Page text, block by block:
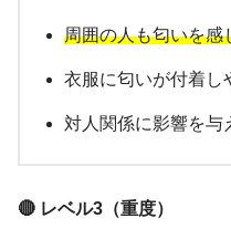
周囲の人も匂いを感
衣服に匂いが付着し
対人関係に影響を与
🔴 レベル3（重度）